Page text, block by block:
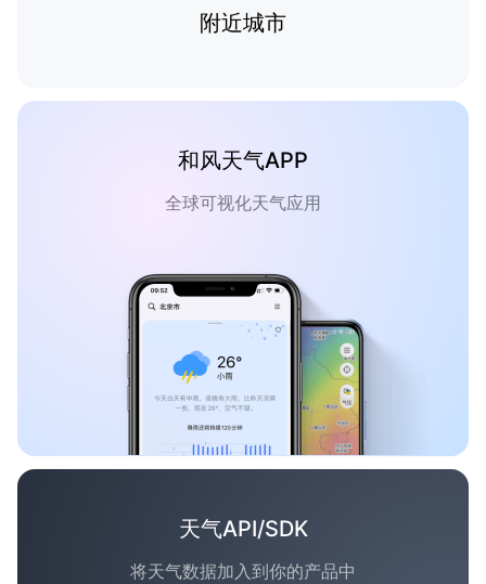
附近城市
和风天气APP
全球可视化天气应用
天气API/SDK
将天气数据加入到你的产品中